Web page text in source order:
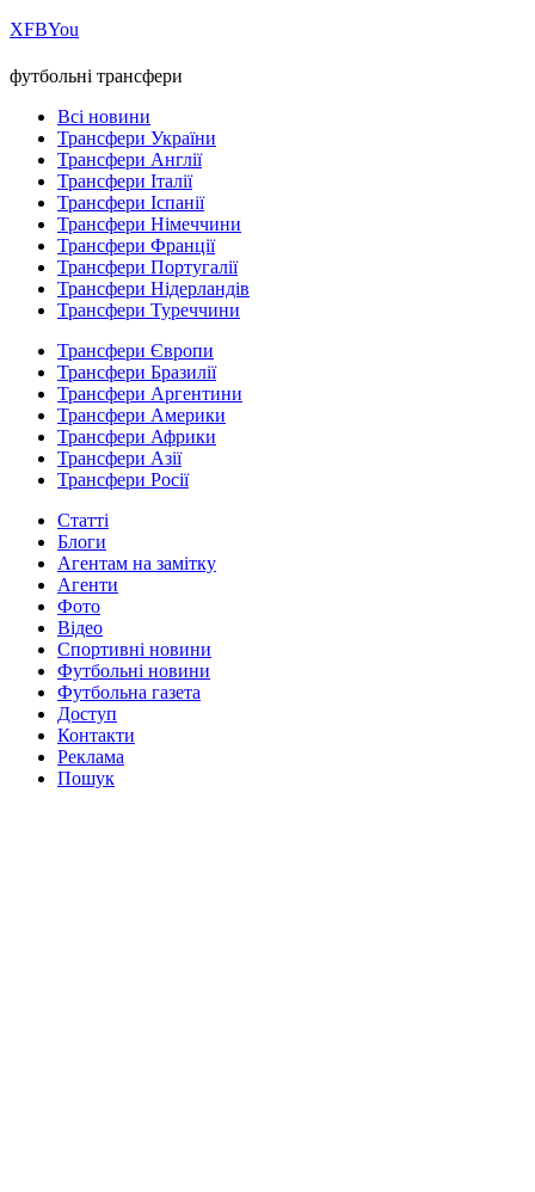
ХFBYou
футбольні трансфери
Всі новини
Трансфери України
Трансфери Англії
Трансфери Італії
Трансфери Іспанії
Трансфери Німеччини
Трансфери Франції
Трансфери Португалії
Трансфери Нідерландів
Трансфери Туреччини
Трансфери Європи
Трансфери Бразилії
Трансфери Аргентини
Трансфери Америки
Трансфери Африки
Трансфери Азії
Трансфери Росії
Статті
Блоги
Агентам на замітку
Агенти
Фото
Відео
Спортивні новини
Футбольні новини
Футбольна газета
Доступ
Контакти
Реклама
Пошук